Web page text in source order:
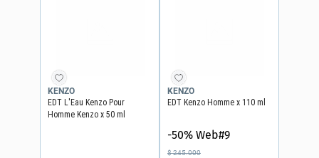
KENZO
EDT L'Eau Kenzo Pour
Homme Kenzo x 50 ml
KENZO
EDT Kenzo Homme x 110 ml
-50% Web#9
$245.000